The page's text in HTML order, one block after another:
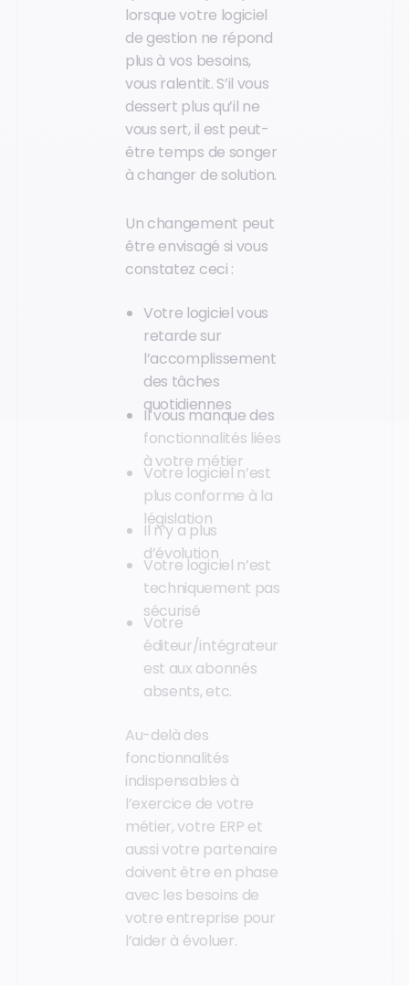
lorsque votre logiciel
de gestion ne répond
plus à vos besoins,
vous ralentit. S’il vous
dessert plus qu’il ne
vous sert, il est peut-
être temps de songer
à changer de solution.
Un changement peut
être envisagé si vous
constatez ceci :
Votre logiciel vous
retarde sur
l’accomplissement
des tâches
quotidiennes
Il vous manque des
fonctionnalités liées
à votre métier
Votre logiciel n’est
plus conforme à la
législation
Il n’y a plus
d’évolution
Votre logiciel n’est
techniquement pas
sécurisé
Votre
éditeur/intégrateur
est aux abonnés
absents, etc.
Au-delà des
fonctionnalités
indispensables à
l’exercice de votre
métier, votre ERP et
aussi votre partenaire
doivent être en phase
avec les besoins de
votre entreprise pour
l’aider à évoluer.